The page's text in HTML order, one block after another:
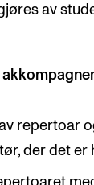
av
repertoar
der det er